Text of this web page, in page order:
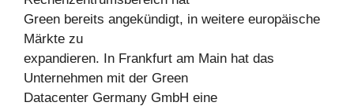
Green bereits angekündigt, in weitere europäische
Märkte zu
expandieren. In Frankfurt am Main hat das
Unternehmen mit der Green
Datacenter Germany GmbH eine